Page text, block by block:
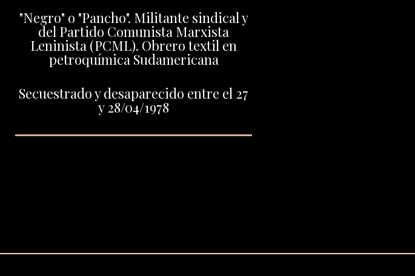
"Negro" o "Pancho". Militante sindical y
del Partido Comunista Marxista
Leninista (PCML). Obrero textil en
petroquímica Sudamericana
Secuestrado y desaparecido entre el 27
y 28/04/1978